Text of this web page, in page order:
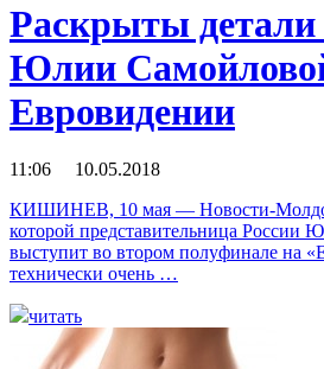
Раскрыты детали
Юлии
Евровидении
11:06 10.05.2018
КИШИНЕВ, 10 мая — Новости-
которой представительница России
выступит во втором полуфинале на
технически очень …
читать